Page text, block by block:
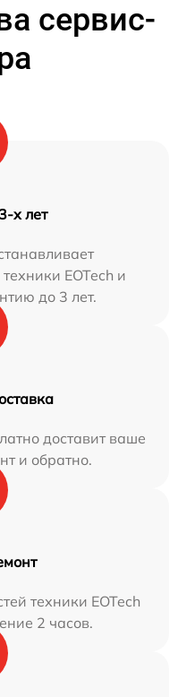
сервис-
х лет
EOTech и
до 3 лет.
доставит ваше
и обратно.
техники EOTech
2 часов.